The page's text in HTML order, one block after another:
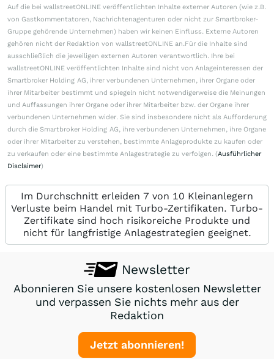
Auf die bei wallstreetONLINE veröffentlichten Inhalte externer Autoren (wie z.B.
von Gastkommentatoren, Nachrichtenagenturen oder nicht zur Smartbroker-
Gruppe gehörende Unternehmen) haben wir keinen Einfluss. Externe Autoren
gehören nicht der Redaktion von wallstreetONLINE an.Für die Inhalte sind
ausschließlich die jeweiligen externen Autoren verantwortlich. Ihre bei
wallstreetONLINE veröffentlichten Inhalte sind nicht von Anlageinteressen der
Smartbroker Holding AG, ihrer verbundenen Unternehmen, ihrer Organe oder
ihrer Mitarbeiter bestimmt und spiegeln nicht notwendigerweise die Meinungen
und Auffassungen ihrer Organe oder ihrer Mitarbeiter bzw. der Organe ihrer
verbundenen Unternehmen wider. Sie sind insbesondere nicht als Aufforderung
durch die Smartbroker Holding AG, ihre verbundenen Unternehmen, ihre Organe
oder ihrer Mitarbeiter zu verstehen, bestimmte Anlageprodukte zu kaufen oder
zu verkaufen oder eine bestimmte Anlagestrategie zu verfolgen. (Ausführlicher
Disclaimer)
Im Durchschnitt erleiden 7 von 10 Kleinanlegern
Verluste beim Handel mit Turbo-Zertifikaten. Turbo-
Zertifikate sind hoch risikoreiche Produkte und
nicht für langfristige Anlagestrategien geeignet.
Newsletter
Abonnieren Sie unsere kostenlosen Newsletter
und verpassen Sie nichts mehr aus der
Redaktion
Jetzt abonnieren!